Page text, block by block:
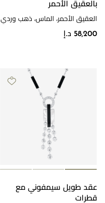
بالعقيق الأحمر
العقيق الأحمر، الماس، ذهب وردي
58,200 د.إ
عقد طويل سيمفوني مع
قطرات